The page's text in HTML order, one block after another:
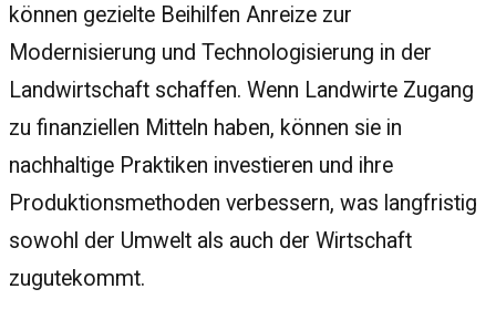
können gezielte Beihilfen Anreize zur
Modernisierung und Technologisierung in der
Landwirtschaft schaffen. Wenn Landwirte Zugang
zu finanziellen Mitteln haben, können sie in
nachhaltige Praktiken investieren und ihre
Produktionsmethoden verbessern, was langfristig
sowohl der Umwelt als auch der Wirtschaft
zugutekommt.